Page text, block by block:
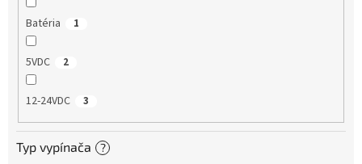
Batéria 1
5VDC 2
12-24VDC 3
Typ vypínača ?